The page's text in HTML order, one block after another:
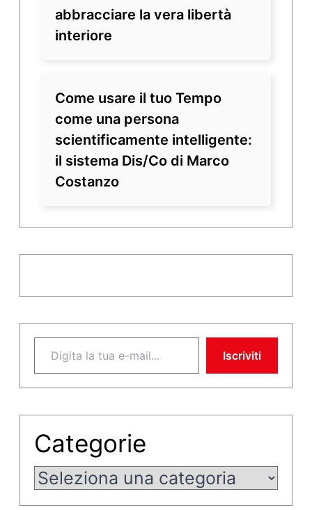
abbracciare la vera libertà
interiore
Come usare il tuo Tempo
come una persona
scientificamente intelligente:
il sistema Dis/Co di Marco
Costanzo
Digita la tua e-mail...
Iscriviti
Categorie
Categorie